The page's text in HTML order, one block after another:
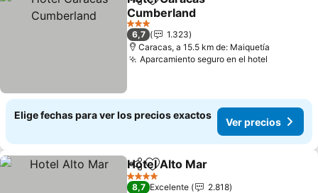
CompartirAgregar a favoritos
Cumberland
Ver precios
3 Estrellas
6,7
1.323
Caracas, a 15.5 km de: Maiquetía
Aparcamiento seguro en el hotel
Elige fechas para ver los precios exactos
Ver precios
CompartirAgregar a favoritos
Hotel Alto Mar
4 Estrellas
8,7 Excelente
2.818